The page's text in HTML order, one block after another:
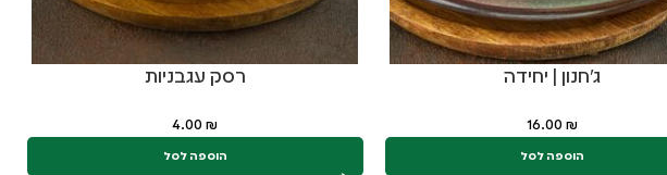
ג'חנון | יחידה
16.00₪
הוספה לסל
רסק עגבניות
4.00₪
הוספה לסל